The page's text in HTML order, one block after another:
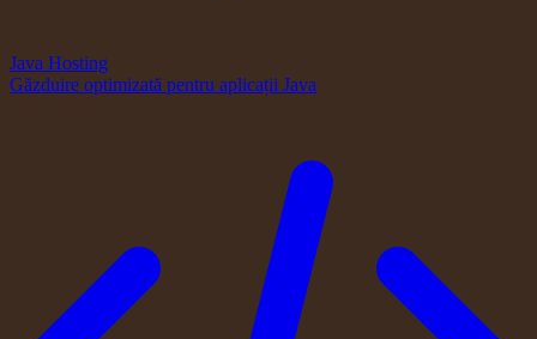
Java Hosting
Găzduire optimizată pentru aplicații Java